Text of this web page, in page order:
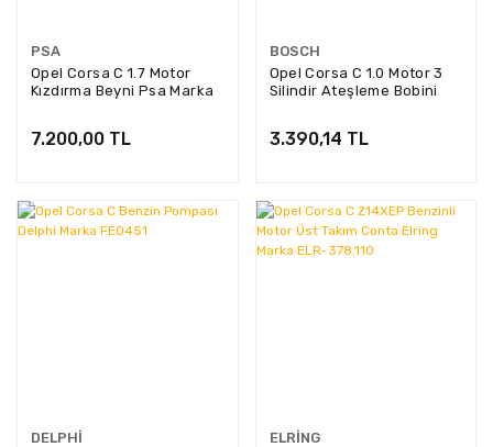
PSA
Opel Corsa C 1.7 Motor
Kızdırma Beyni Psa Marka
7.200,00 TL
BOSCH
Opel Corsa C 1.0 Motor 3
Silindir Ateşleme Bobini
3.390,14 TL
DELPHI
ELRING